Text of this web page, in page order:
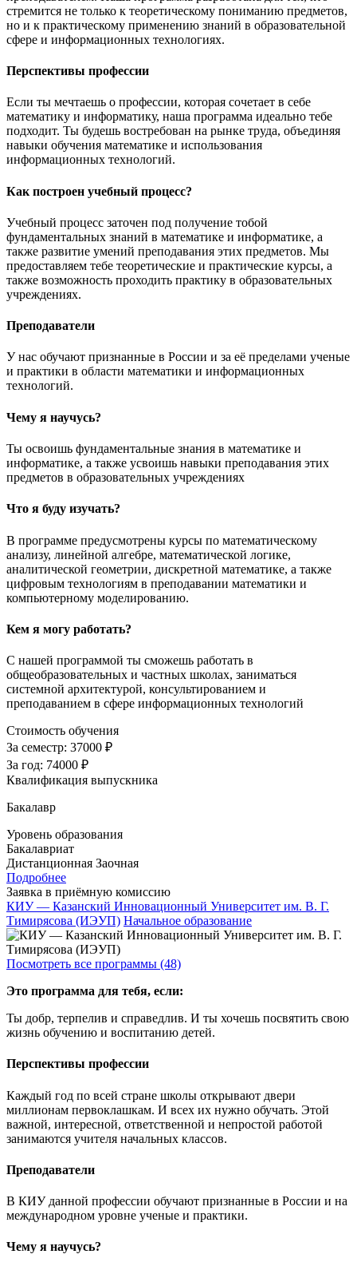
стремится не только к теоретическому пониманию предметов,
но и к практическому применению знаний в образовательной
сфере и информационных технологиях.
Перспективы профессии
Если ты мечтаешь о профессии, которая сочетает в себе
математику и информатику, наша программа идеально тебе
подходит. Ты будешь востребован на рынке труда, объединяя
навыки обучения математике и использования
информационных технологий.
Как построен учебный процесс?
Учебный процесс заточен под получение тобой
фундаментальных знаний в математике и информатике, а
также развитие умений преподавания этих предметов. Мы
предоставляем тебе теоретические и практические курсы, а
также возможность проходить практику в образовательных
учреждениях.
Преподаватели
У нас обучают признанные в России и за её пределами ученые
и практики в области математики и информационных
технологий.
Чему я научусь?
Ты освоишь фундаментальные знания в математике и
информатике, а также усвоишь навыки преподавания этих
предметов в образовательных учреждениях
Что я буду изучать?
В программе предусмотрены курсы по математическому
анализу, линейной алгебре, математической логике,
аналитической геометрии, дискретной математике, а также
цифровым технологиям в преподавании математики и
компьютерному моделированию.
Кем я могу работать?
С нашей программой ты сможешь работать в
общеобразовательных и частных школах, заниматься
системной архитектурой, консультированием и
преподаванием в сфере информационных технологий
Стоимость обучения
За семестр: 37000 ₽
За год: 74000 ₽
Квалификация выпускника
Бакалавр
Уровень образования
Бакалавриат
Дистанционная Заочная
Подробнее
Заявка в приёмную комиссию
КИУ — Казанский Инновационный Университет им. В. Г.
Тимирясова (ИЭУП) Начальное образование
Посмотреть все программы (48)
Это программа для тебя, если:
Ты добр, терпелив и справедлив. И ты хочешь посвятить свою
жизнь обучению и воспитанию детей.
Перспективы профессии
Каждый год по всей стране школы открывают двери
миллионам первоклашкам. И всех их нужно обучать. Этой
важной, интересной, ответственной и непростой работой
занимаются учителя начальных классов.
Преподаватели
В КИУ данной профессии обучают признанные в России и на
международном уровне ученые и практики.
Чему я научусь?